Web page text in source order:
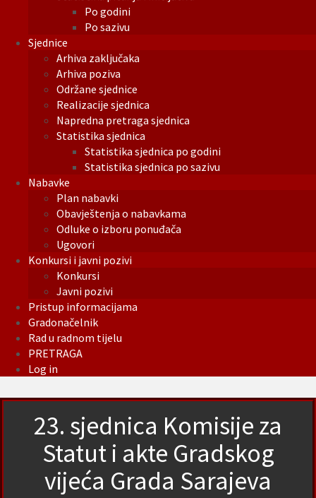
Po godini
Po sazivu
Sjednice
Arhiva zaključaka
Arhiva poziva
Održane sjednice
Realizacije sjednica
Napredna pretraga sjednica
Statistika sjednica
Statistika sjednica po godini
Statistika sjednica po sazivu
Nabavke
Plan nabavki
Obavještenja o nabavkama
Odluke o izboru ponuđača
Ugovori
Konkursi i javni pozivi
Konkursi
Javni pozivi
Pristup informacijama
Gradonačelnik
Rad u radnom tijelu
PRETRAGA
Log in
23. sjednica Komisije za
Statut i akte Gradskog
vijeća Grada Sarajeva